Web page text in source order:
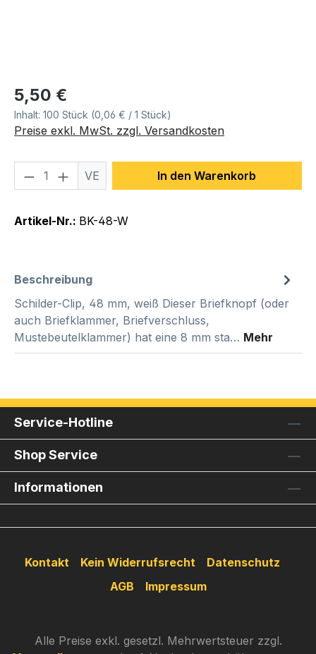
Regulärer Preis:
5,50 €
Inhalt: 100 Stück (0,06 € / 1 Stück)
Preise exkl. MwSt. zzgl. Versandkosten
Produkt Anzahl: Gib den
VE In den Warenkorb
Artikel-Nr.: BK-48-W
Beschreibung
Schilder-Clip, 48 mm, weiß Dieser Briefknopf (oder
auch Briefklammer, Briefverschluss,
Mustebeutelklammer) hat eine 8 mm sta… Mehr
Service-Hotline
Shop Service
Informationen
Kontakt Kein Widerrufsrecht
Datenschutz
AGB
Impressum
Alle Preise exkl. gesetzl. Mehrwertsteuer zzgl.